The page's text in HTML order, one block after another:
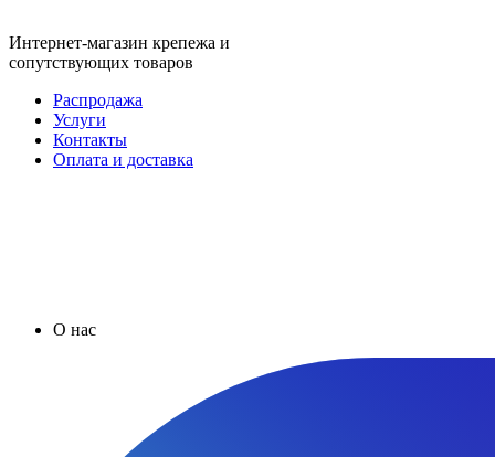
Интернет-магазин крепежа и
сопутствующих товаров
Распродажа
Услуги
Контакты
Оплата и доставка
О нас